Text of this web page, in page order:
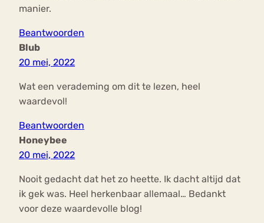
manier.
Beantwoorden
Blub
20 mei, 2022
Wat een verademing om dit te lezen, heel
waardevol!
Beantwoorden
Honeybee
20 mei, 2022
Nooit gedacht dat het zo heette. Ik dacht altijd dat
ik gek was. Heel herkenbaar allemaal… Bedankt
voor deze waardevolle blog!